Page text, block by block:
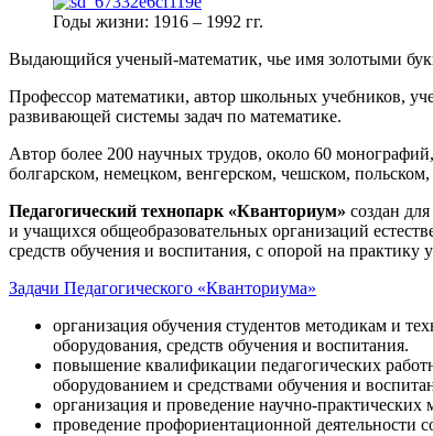
Годы жизни: 1916 – 1992 гг.
Выдающийся ученый-математик, чье имя золотыми
Профессор математики, автор школьных учебников,
развивающей системы задач по математике.
Автор более 200 научных трудов, около 60
болгарском, немецком, венгерском, чешском,
Педагогический технопарк «Кванториум» создан для
и учащихся общеобразовательных организаций
средств обучения и воспитания, с опорой на практику
Задачи Педагогического «Кванториума»
организация обучения студентов методикам и
оборудования, средств обучения и воспитания.
повышение квалификации педагогических
оборудованием и средствами обучения и
организация и проведение научно-
проведение профориентационной деятельности